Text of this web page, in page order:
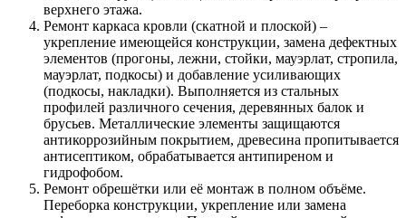
верхнего этажа.
Ремонт каркаса кровли (скатной и плоской) –
укрепление имеющейся конструкции, замена дефектных
элементов (прогоны, лежни, стойки, мауэрлат, стропила,
мауэрлат, подкосы) и добавление усиливающих
(подкосы, накладки). Выполняется из стальных
профилей различного сечения, деревянных балок и
брусьев. Металлические элементы защищаются
антикоррозийным покрытием, древесина пропитывается
антисептиком, обрабатывается антипиреном и
гидрофобом.
Ремонт обрешётки или её монтаж в полном объёме.
Переборка конструкции, укрепление или замена